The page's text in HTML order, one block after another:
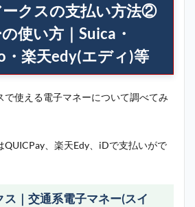
ークスの支払い方法②
使い方｜Suica・
・楽天edy(エディ)等
で使える電子マネーについて調べてみ
QUICPay、楽天Edy、iDで支払いがで
ス｜交通系電子マネー(スイ